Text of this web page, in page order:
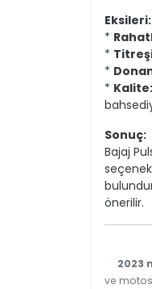
Eksileri:
*
*
*
* Kalite:
Sonuç:
Bajaj
önerilir.
2023
ve